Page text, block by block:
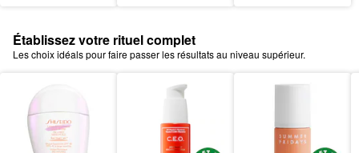
Établissez votre rituel complet
Les choix idéals pour faire passer les résultats au niveau supérieur.